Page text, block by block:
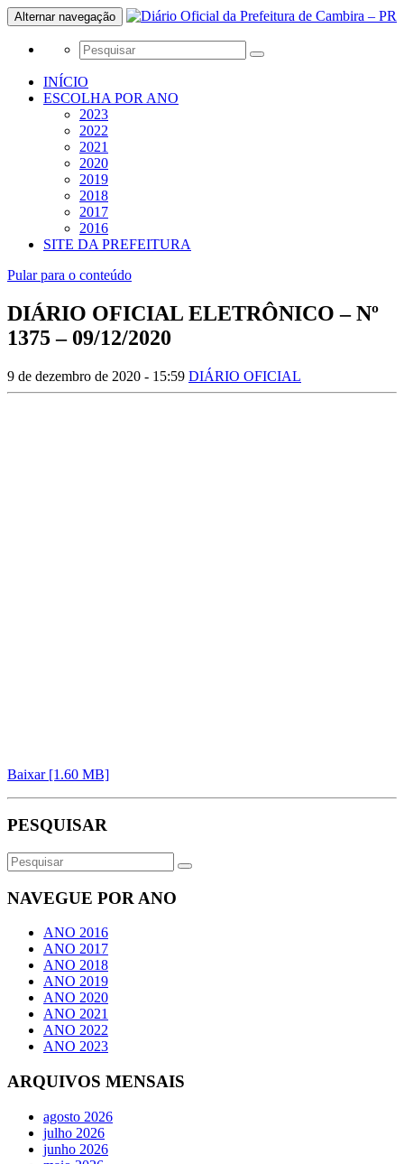
Alternar navegação
INÍCIO
ESCOLHA POR ANO
2023
2022
2021
2020
2019
2018
2017
2016
SITE DA PREFEITURA
Pular para o conteúdo
DIÁRIO OFICIAL ELETRÔNICO – Nº
1375 – 09/12/2020
9 de dezembro de 2020 - 15:59 DIÁRIO OFICIAL
Baixar [1.60 MB]
PESQUISAR
NAVEGUE POR ANO
ANO 2016
ANO 2017
ANO 2018
ANO 2019
ANO 2020
ANO 2021
ANO 2022
ANO 2023
ARQUIVOS MENSAIS
agosto 2026
julho 2026
junho 2026